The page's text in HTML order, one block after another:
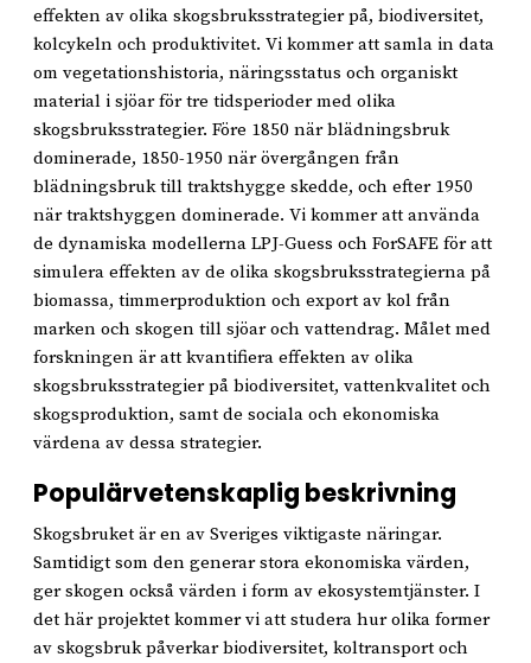
effekten av olika skogsbruksstrategier på, biodiversitet,
kolcykeln och produktivitet. Vi kommer att samla in data
om vegetationshistoria, näringsstatus och organiskt
material i sjöar för tre tidsperioder med olika
skogsbruksstrategier. Före 1850 när blädningsbruk
dominerade, 1850-1950 när övergången från
blädningsbruk till traktshygge skedde, och efter 1950
när traktshyggen dominerade. Vi kommer att använda
de dynamiska modellerna LPJ-Guess och ForSAFE för att
simulera effekten av de olika skogsbruksstrategierna på
biomassa, timmerproduktion och export av kol från
marken och skogen till sjöar och vattendrag. Målet med
forskningen är att kvantifiera effekten av olika
skogsbruksstrategier på biodiversitet, vattenkvalitet och
skogsproduktion, samt de sociala och ekonomiska
värdena av dessa strategier.
Populärvetenskaplig beskrivning
Skogsbruket är en av Sveriges viktigaste näringar.
Samtidigt som den generar stora ekonomiska värden,
ger skogen också värden i form av ekosystemtjänster. I
det här projektet kommer vi att studera hur olika former
av skogsbruk påverkar biodiversitet, koltransport och